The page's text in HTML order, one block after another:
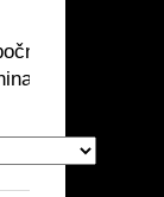
kapsy a
proti zápachu